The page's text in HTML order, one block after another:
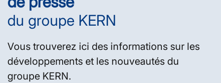
du groupe KERN
Vous trouverez ici des informations sur les
développements et les nouveautés du
groupe KERN.